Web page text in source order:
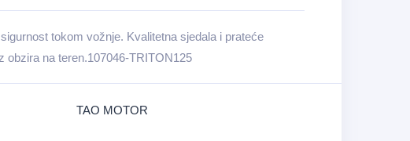
tokom vožnje. Kvalitetna sjedala i prateće
obzira na teren.107046-TRITON125
TAO MOTOR